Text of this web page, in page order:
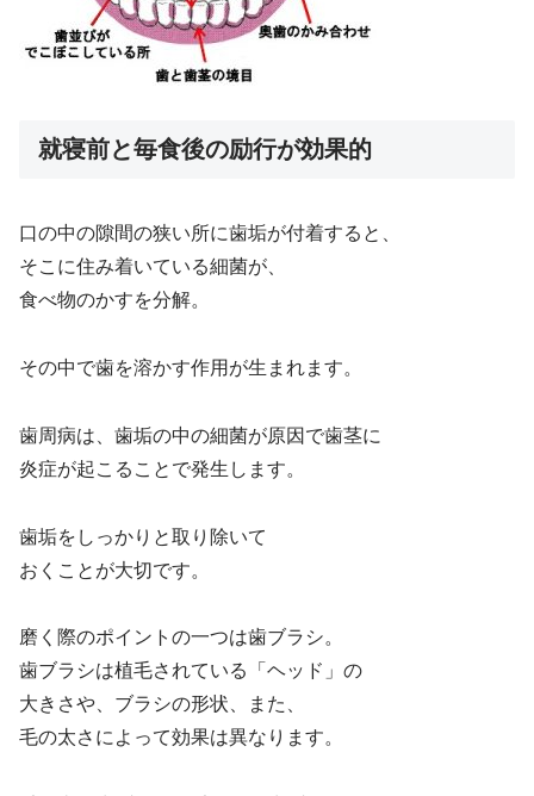
就寝前と毎食後の励行が効果的
口の中の隙間の狭い所に歯垢が付着すると、
そこに住み着いている細菌が、
食べ物のかすを分解。
その中で歯を溶かす作用が生まれます。
歯周病は、歯垢の中の細菌が原因で歯茎に
炎症が起こることで発生します。
歯垢をしっかりと取り除いて
おくことが大切です。
磨く際のポイントの一つは歯ブラシ。
歯ブラシは植毛されている「ヘッド」の
大きさや、ブラシの形状、また、
毛の太さによって効果は異なります。